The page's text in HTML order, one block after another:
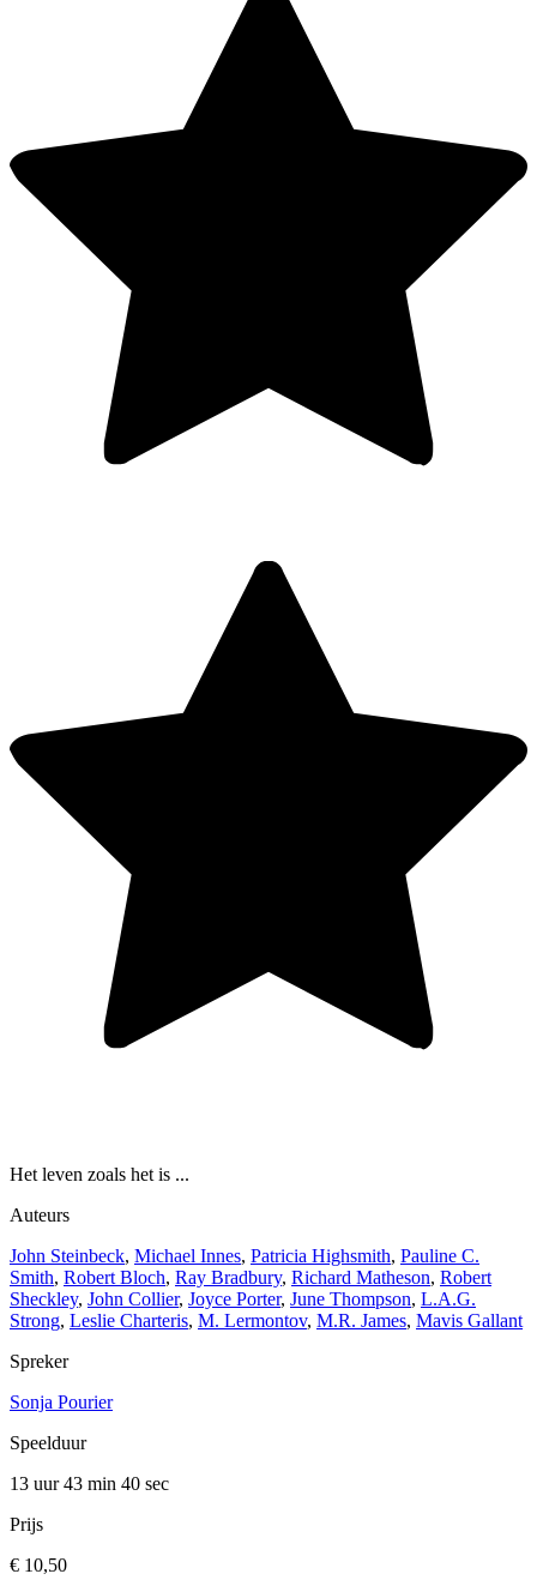
Het leven zoals het is ...
Auteurs
John Steinbeck, Michael Innes, Patricia Highsmith, Pauline C.
Smith, Robert Bloch, Ray Bradbury, Richard Matheson, Robert
Sheckley, John Collier, Joyce Porter, June Thompson, L.A.G.
Strong, Leslie Charteris, M. Lermontov, M.R. James, Mavis Gallant
Spreker
Sonja Pourier
Speelduur
13 uur 43 min 40 sec
Prijs
€ 10,50